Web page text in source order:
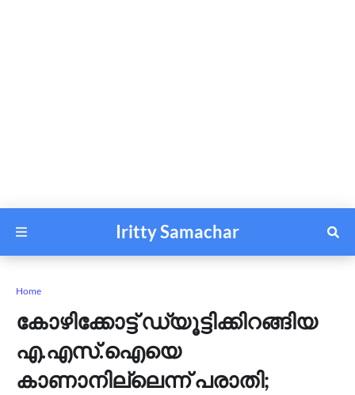
Iritty Samachar
Home
കോഴിക്കോട്ട് ഡ്യൂട്ടിക്കിറങ്ങിയ
എ.എസ്.ഐയെ
കാണാനില്ലെന്ന് പരാതി;